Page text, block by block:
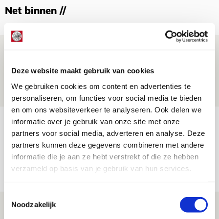
Deze website maakt gebruik van cookies
We gebruiken cookies om content en advertenties te
personaliseren, om functies voor social media te bieden
en om ons websiteverkeer te analyseren. Ook delen we
informatie over je gebruik van onze site met onze
partners voor social media, adverteren en analyse. Deze
partners kunnen deze gegevens combineren met andere
informatie die je aan ze hebt verstrekt of die ze hebben
verzameld op basis van je gebruik van hun services.
Noodzakelijk
Net binnen //
Brandt: ‘Ajax en Cruijff bleven door
mijn hoofd spoken’
NIEUWS
Míchel geeft blessure-update en
spreekt over Godts, Baas en
aanwinsten
07 AUGUSTUS 2026 - 14:13
Volop enthousiasme in fotoverslag van